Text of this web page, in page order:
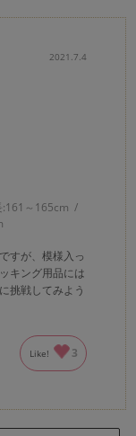
2021.7.4
161～165cm
すが、模様入っ
キング用品には
挑戦してみよう
Like! 3